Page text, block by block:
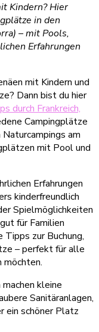
Kindern? Hier
in den
– mit Pools,
Erfahrungen
mit Kindern und
Dann bist du hier
durch Frankreich,
Campingplätze
am
mit Pool und
Erfahrungen
kinderfreundlich
Spielmöglichkeiten
für Familien
zur Buchung,
– perfekt für alle
möchten.
kleine
Sanitäranlagen,
ein schöner Platz